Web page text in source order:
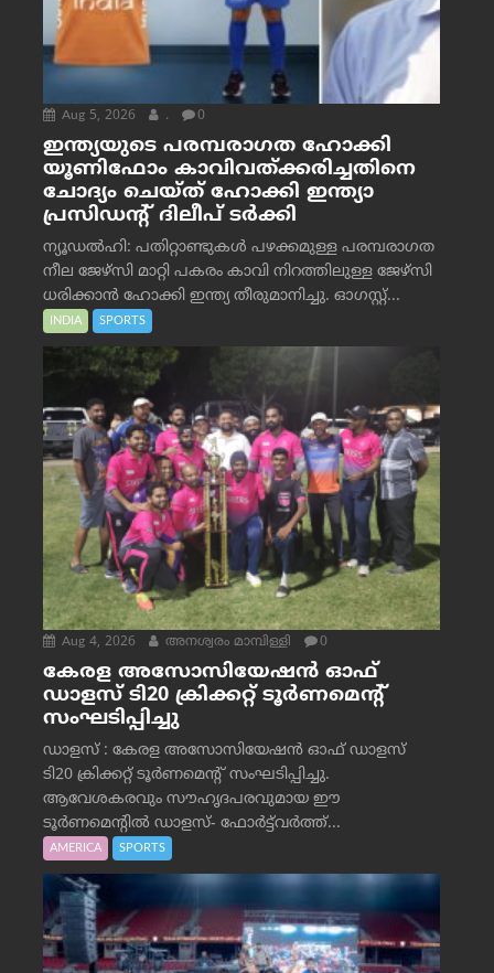
Aug 5, 2026 . 0
ഇന്ത്യയുടെ പരമ്പരാഗത ഹോക്കി
യൂണിഫോം കാവിവത്ക്കരിച്ചതിനെ
ചോദ്യം ചെയ്ത് ഹോക്കി ഇന്ത്യാ
പ്രസിഡന്റ് ദിലീപ് ടര്‍ക്കി
ന്യൂഡൽഹി: പതിറ്റാണ്ടുകൾ പഴക്കമുള്ള പരമ്പരാഗത
നീല ജേഴ്‌സി മാറ്റി പകരം കാവി നിറത്തിലുള്ള ജേഴ്‌സി
ധരിക്കാൻ ഹോക്കി ഇന്ത്യ തീരുമാനിച്ചു. ഓഗസ്റ്റ്...
INDIA SPORTS
Aug 4, 2026 അനശ്വരം മാമ്പിള്ളി 0
കേരള അസോസിയേഷൻ ഓഫ്
ഡാളസ് ടി20 ക്രിക്കറ്റ് ടൂർണമെന്റ്
സംഘടിപ്പിച്ചു
ഡാളസ് : കേരള അസോസിയേഷൻ ഓഫ് ഡാളസ്
ടി20 ക്രിക്കറ്റ് ടൂർണമെന്റ് സംഘടിപ്പിച്ചു.
ആവേശകരവും സൗഹൃദപരവുമായ ഈ
ടൂർണമെന്റിൽ ഡാളസ്- ഫോർട്ട്‌വര്‍ത്ത്...
AMERICA SPORTS